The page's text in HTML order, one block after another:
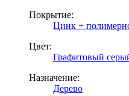
Покрытие:
Цинк +
Цвет:
Графитовый
Назначение:
Дерево